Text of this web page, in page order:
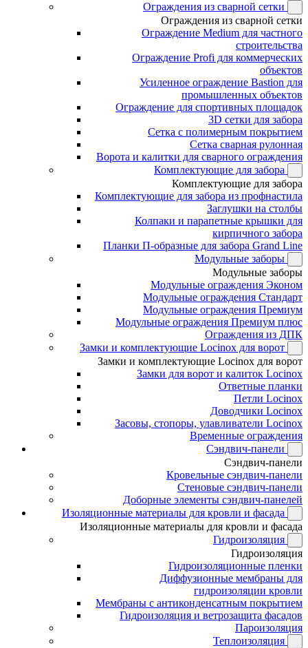
Ограждения из сварной сетки
Ограждения из сварной сетки
Ограждение Medium для частного
строительства
Ограждение Profi для коммерческих
объектов
Усиленное ограждение Bastion для
промышленных объектов
Ограждение для спортивных площадок
3D сетки для забора
Сетка с полимерным покрытием
Сетка сварная рулонная
Ворота и калитки для сварного ограждения
Комплектующие для забора
Комплектующие для забора
Комплектующие для забора из профнастила
Заглушки на столбы
Колпаки и парапетные крышки для
кирпичного забора
Планки П-образные для забора Grand Line
Модульные заборы
Модульные заборы
Модульные ограждения Эконом
Модульные ограждения Стандарт
Модульные ограждения Премиум
Модульные ограждения Премиум плюс
Ограждения из ДПК
Замки и комплектующие Locinox для ворот
Замки и комплектующие Locinox для ворот
Замки для ворот и калиток Locinox
Ответные планки
Петли Locinox
Доводчики Locinox
Засовы, стопоры, улавливатели Locinox
Временные ограждения
Сэндвич-панели
Сэндвич-панели
Кровельные сэндвич-панели
Стеновые сэндвич-панели
Доборные элементы сэндвич-панелей
Изоляционные материалы для кровли и фасада
Изоляционные материалы для кровли и фасада
Гидроизоляция
Гидроизоляция
Гидроизоляционные пленки
Диффузионные мембраны для
гидроизоляции кровли
Мембраны с антиконденсатным покрытием
Гидроизоляция и ветрозащита фасадов
Пароизоляция
Теплоизоляция